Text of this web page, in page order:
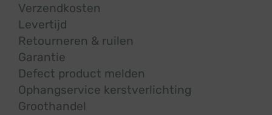
Verzendkosten
Levertijd
Retourneren & ruilen
Garantie
Defect product melden
Ophangservice kerstverlichting
Groothandel